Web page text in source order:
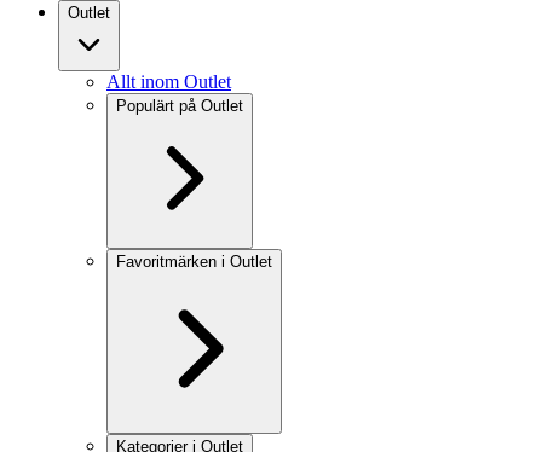
Outlet
Allt inom Outlet
Populärt på Outlet
Favoritmärken i Outlet
Kategorier i Outlet